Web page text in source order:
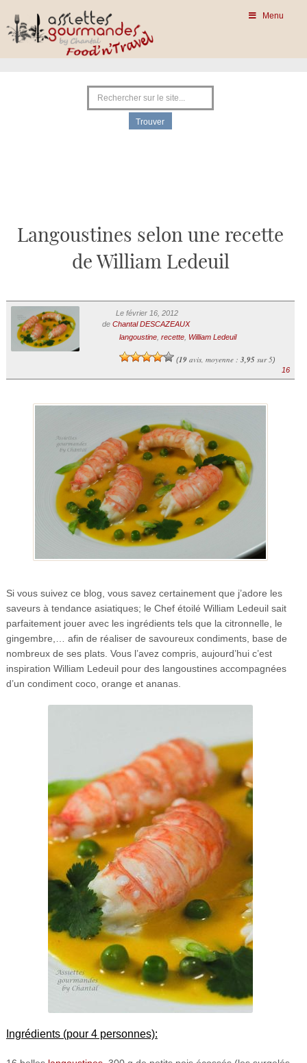
Menu
Langoustines selon une recette
de William Ledeuil
Le février 16, 2012
de Chantal DESCAZEAUX
langoustine, recette, William Ledeuil
(19avis, moyenne : 3,95sur 5)
16
Si vous suivez ce blog, vous savez certainement que j’adore les
saveurs à tendance asiatiques; le Chef étoilé William Ledeuil sait
parfaitement jouer avec les ingrédients tels que la citronnelle, le
gingembre,… afin de réaliser de savoureux condiments, base de
nombreux de ses plats. Vous l’avez compris, aujourd’hui c’est
inspiration William Ledeuil pour des langoustines accompagnées
d’un condiment coco, orange et ananas.
Ingrédients (pour 4 personnes):